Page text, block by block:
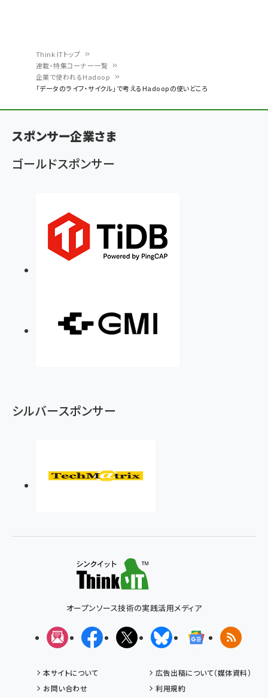
く
ず
Think ITトップ
連載・特集コーナー一覧
企業で使われるHadoop
「データのライフ・サイクル」で考えるHadoopの使いどころ
スポンサー企業さま
ゴールドスポンサー
シルバースポンサー
オープンソース技術の実践活用メディア
メルマガFacebookX(エックス)BlueskyGoogleニュ
RSS
本サイトについて
広告出稿について（媒体資料）
お問い合わせ
利用規約